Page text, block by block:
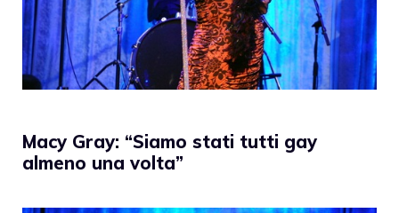
Macy Gray: “Siamo stati tutti gay
almeno una volta”